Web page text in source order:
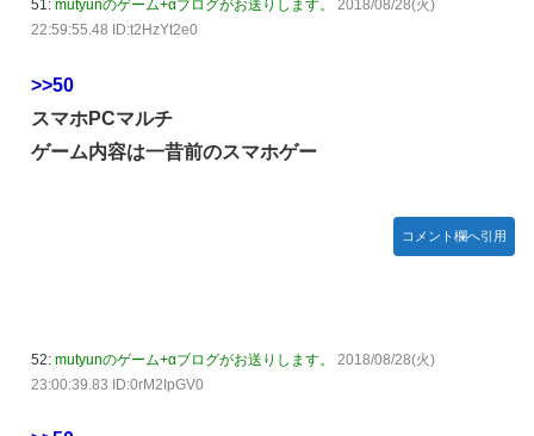
51: mutyunのゲーム+αブログがお送りします。
2018/08/28(火)
22:59:55.48 ID:t2HzYt2e0
>>50
スマホPCマルチ
ゲーム内容は一昔前のスマホゲー
コメント欄へ引用
52: mutyunのゲーム+αブログがお送りします。
2018/08/28(火)
23:00:39.83 ID:0rM2IpGV0